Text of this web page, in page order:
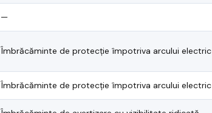
—
Îmbrăcăminte de protecție împotriva arcului electric
Îmbrăcăminte de protecție împotriva arcului electric